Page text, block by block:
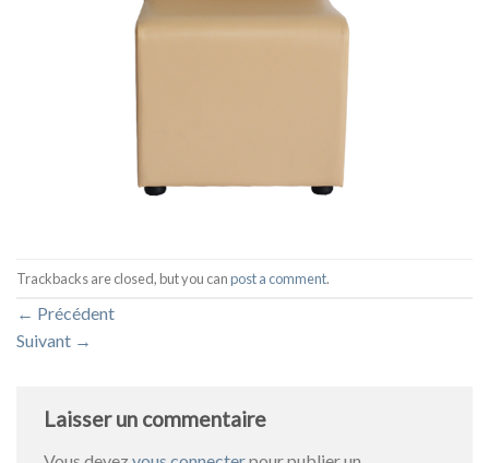
Trackbacks are closed, but you canpost a comment.
← Précédent
Suivant →
Laisser un commentaire